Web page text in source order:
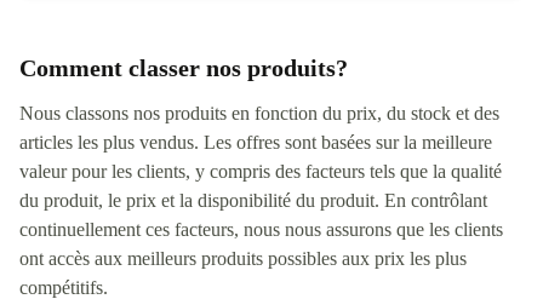
Comment classer nos produits?
Nous classons nos produits en fonction du prix, du stock et des
articles les plus vendus. Les offres sont basées sur la meilleure
valeur pour les clients, y compris des facteurs tels que la qualité
du produit, le prix et la disponibilité du produit. En contrôlant
continuellement ces facteurs, nous nous assurons que les clients
ont accès aux meilleurs produits possibles aux prix les plus
compétitifs.